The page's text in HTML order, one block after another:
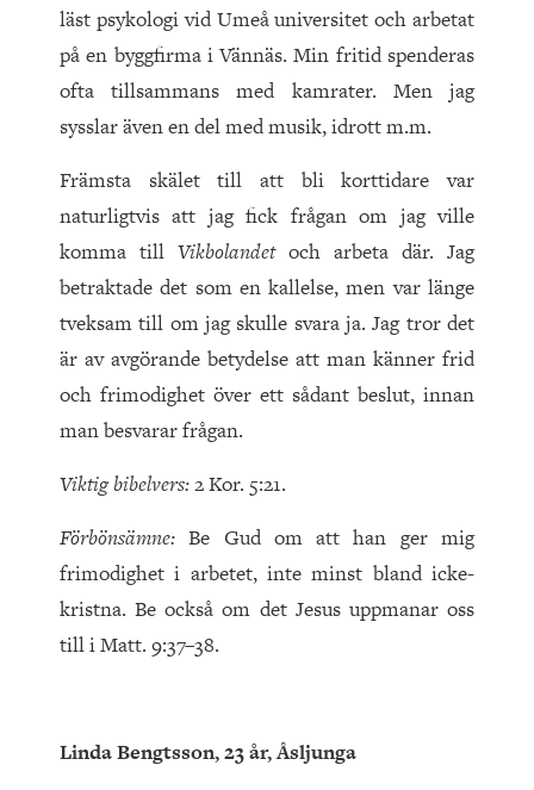
läst psykologi vid Umeå universitet och arbetat
på en byggfirma i Vännäs. Min fritid spenderas
ofta tillsammans med kamrater. Men jag
sysslar även en del med musik, idrott m.m.
Främsta skälet till att bli korttidare var
naturligtvis att jag fick frågan om jag ville
komma till Vikbolandet och arbeta där. Jag
betraktade det som en kallelse, men var länge
tveksam till om jag skulle svara ja. Jag tror det
är av avgörande betydelse att man känner frid
och frimodighet över ett sådant beslut, innan
man besvarar frågan.
Viktig bibelvers:2 Kor. 5:21.
Förbönsämne:Be Gud om att han ger mig
frimodighet i arbetet, inte minst bland icke-
kristna. Be också om det Jesus uppmanar oss
till i Matt. 9:37–38.
Linda Bengtsson, 23 år, Åsljunga